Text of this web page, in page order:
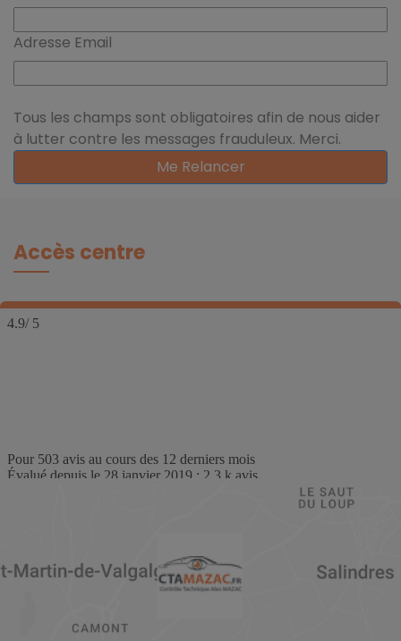
Adresse Email
Tous les champs sont obligatoires afin de nous aider
à lutter contre les messages frauduleux. Merci.
Accès centre